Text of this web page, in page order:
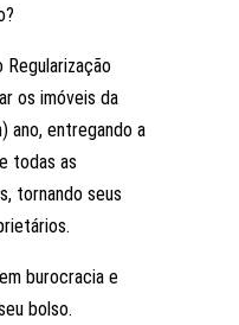
os imóveis da
ano, entregando a
todas as
tornando seus
burocracia e
bolso.